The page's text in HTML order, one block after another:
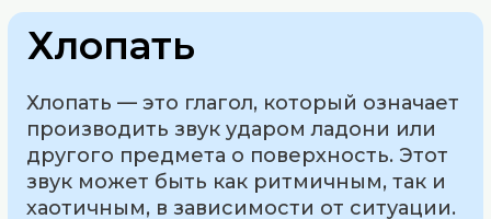
Хлопать
Хлопать — это глагол, который означает
производить звук ударом ладони или
другого предмета о поверхность. Этот
звук может быть как ритмичным, так и
хаотичным, в зависимости от ситуации.